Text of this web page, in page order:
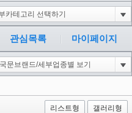
--
아이콘
아이콘
2
아이콘
2
관심목록 마이페이지
리스트형 갤러리형